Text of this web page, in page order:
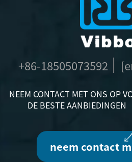
+86-18505073592
NEEM CONTACT MET ONS OP
DE BESTE AANBIEDINGEN
neem contact